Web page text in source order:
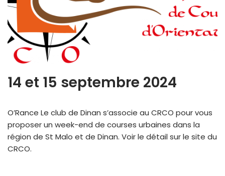
14 et 15 septembre 2024
O’Rance Le club de Dinan s’associe au CRCO pour vous
proposer un week-end de courses urbaines dans la
région de St Malo et de Dinan. Voir le détail sur le site du
CRCO.